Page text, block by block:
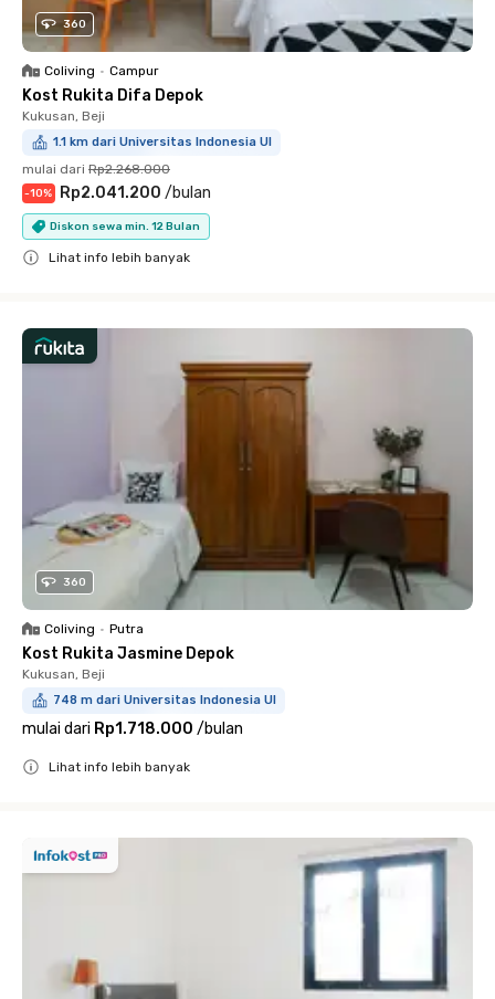
360
Coliving • Campur
Kost Rukita Difa Depok
Kukusan, Beji
1.1 km dari Universitas Indonesia UI
mulai dari Rp2.268.000
-10% Rp2.041.200 /bulan
Diskon sewa min. 12 Bulan
Lihat info lebih banyak
360
Coliving • Putra
Kost Rukita Jasmine Depok
Kukusan, Beji
748 m dari Universitas Indonesia UI
mulai dari Rp1.718.000 /bulan
Lihat info lebih banyak